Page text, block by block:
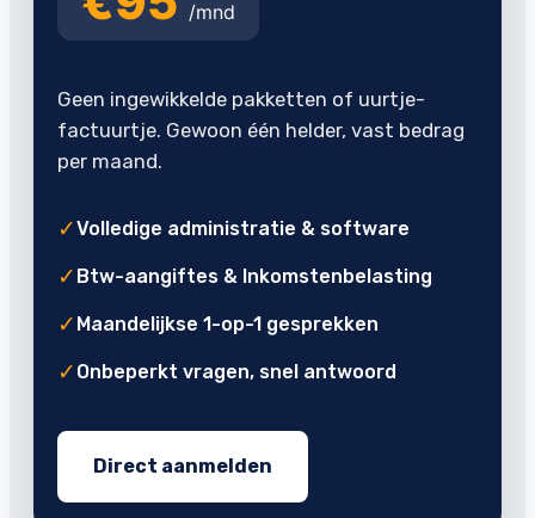
/mnd
Geen ingewikkelde pakketten of uurtje-
factuurtje. Gewoon één helder, vast bedrag
per maand.
✓Volledige administratie & software
✓ Btw-aangiftes & Inkomstenbelasting
✓ Maandelijkse 1-op-1 gesprekken
✓ Onbeperkt vragen, snel antwoord
Direct aanmelden